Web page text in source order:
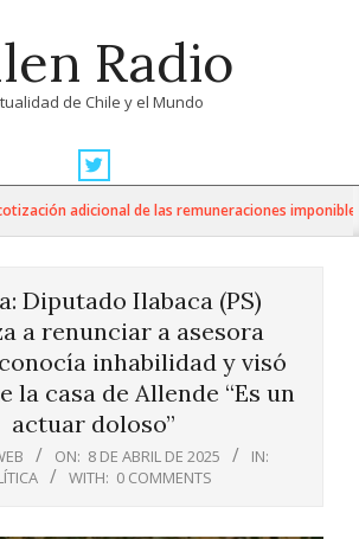
Radio
de Chile y el Mundo
adicional de las remuneraciones imponibles
Diputado Ilabaca (PS)
a renunciar a asesora
inhabilidad y visó
la casa de Allende “Es un
actuar doloso”
ON: 8 DE ABRIL DE 2025
IN:
WITH: 0 COMMENTS